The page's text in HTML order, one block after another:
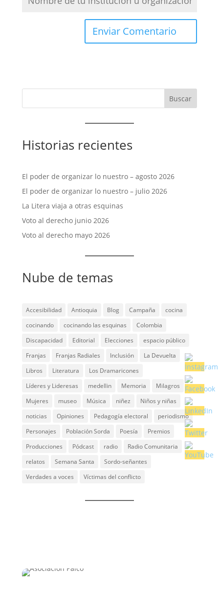
Historias recientes
El poder de organizar lo nuestro – agosto 2026
El poder de organizar lo nuestro – julio 2026
La Litera viaja a otras esquinas
Voto al derecho junio 2026
Voto al derecho mayo 2026
Nube de temas
Accesibilidad Antioquia Blog Campaña
cocina
cocinando
cocinando las esquinas
Colombia
Discapacidad
Editorial Elecciones
espacio público
Franjas
Franjas Radiales Inclusión
La Devuelta
Libros
Literatura
Los Dramaricones
Líderes y Lideresas
medellin Memoria
Milagros
Mujeres
museo Música niñez
Niños y niñas
noticias
Opiniones Pedagogía electoral
periodismo
Personajes
Población Sorda Poesía
Premios
Producciones
Pódcast radio
Radio Comunitaria
relatos
Semana Santa
Sordo-señantes
Verdades a voces
Víctimas del conflicto